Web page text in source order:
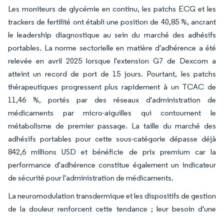
Les moniteurs de glycémie en continu, les patchs ECG et les
trackers de fertilité ont établi une position de 40,85 %, ancrant
le leadership diagnostique au sein du marché des adhésifs
portables. La norme sectorielle en matière d'adhérence a été
relevée en avril 2025 lorsque l'extension G7 de Dexcom a
atteint un record de port de 15 jours. Pourtant, les patchs
thérapeutiques progressent plus rapidement à un TCAC de
11,46 %, portés par des réseaux d'administration de
médicaments par micro-aiguilles qui contournent le
métabolisme de premier passage. La taille du marché des
adhésifs portables pour cette sous-catégorie dépasse déjà
842,6 millions USD et bénéficie de prix premium car la
performance d'adhérence constitue également un indicateur
de sécurité pour l'administration de médicaments.
La neuromodulation transdermique et les dispositifs de gestion
de la douleur renforcent cette tendance ; leur besoin d'une